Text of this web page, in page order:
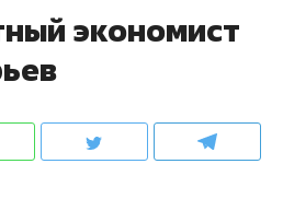
экономист